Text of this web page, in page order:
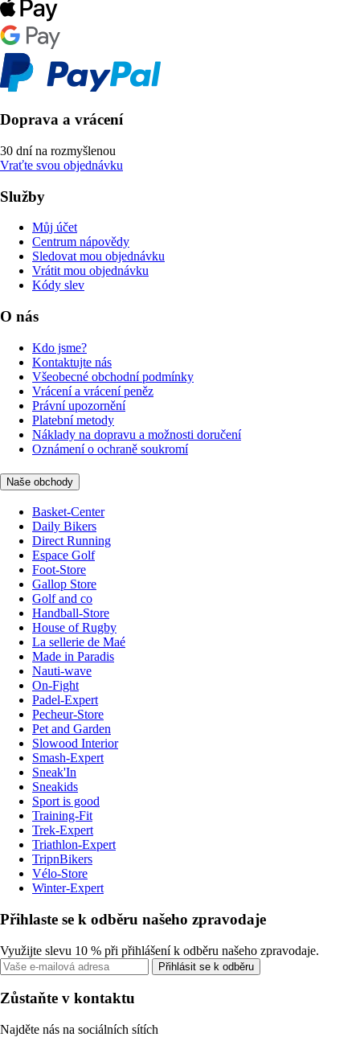
Doprava a vrácení
30 dní na rozmyšlenou
Vraťte svou objednávku
Služby
Můj účet
Centrum nápovědy
Sledovat mou objednávku
Vrátit mou objednávku
Kódy slev
O nás
Kdo jsme?
Kontaktujte nás
Všeobecné obchodní podmínky
Vrácení a vrácení peněz
Právní upozornění
Platební metody
Náklady na dopravu a možnosti doručení
Oznámení o ochraně soukromí
Naše obchody
Basket-Center
Daily Bikers
Direct Running
Espace Golf
Foot-Store
Gallop Store
Golf and co
Handball-Store
House of Rugby
La sellerie de Maé
Made in Paradis
Nauti-wave
On-Fight
Padel-Expert
Pecheur-Store
Pet and Garden
Slowood Interior
Smash-Expert
Sneak'In
Sneakids
Sport is good
Training-Fit
Trek-Expert
Triathlon-Expert
TripnBikers
Vélo-Store
Winter-Expert
Přihlaste se k odběru našeho zpravodaje
Využijte slevu 10 % při přihlášení k odběru našeho zpravodaje.
Přihlásit se k odběru
Zůstaňte v kontaktu
Najděte nás na sociálních sítích